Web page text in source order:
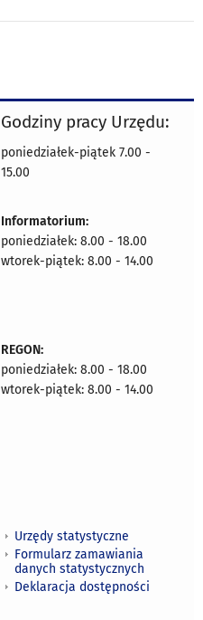
Godziny pracy Urzędu:
poniedziałek-piątek 7.00 -
15.00
Informatorium:
poniedziałek: 8.00 - 18.00
wtorek-piątek: 8.00 - 14.00
REGON:
poniedziałek: 8.00 - 18.00
wtorek-piątek: 8.00 - 14.00
Urzędy statystyczne
Formularz zamawiania
danych statystycznych
Deklaracja dostępności